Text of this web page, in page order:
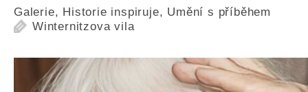
Galerie, Historie inspiruje, Umění s příběhem
Winternitzova vila